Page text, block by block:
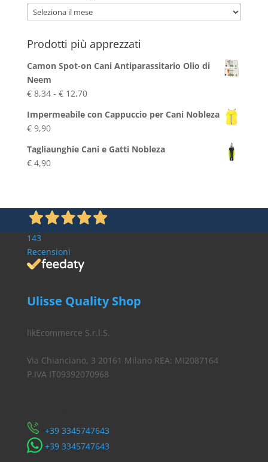
Archivio
Blog
Prodotti più apprezzati
Camon Spot-on Cani Antiparassitario Olio di
Neem
€8,34 - €12,70Fascia
prezzo:
€ 8,34
Impermeabile con Cappuccio per Cani Nobleza
€9,90
Tagliaunghie Cani e Gatti Nobleza
€4,90
143
Recensioni
Ulisse Quality Shop
likEcommerce S.r.l.S.
Via Chianciano, 3 20161 Milano REA: MI2087164
P.IVA IT09392070968
​+39 3345747643
​+39 3345747643